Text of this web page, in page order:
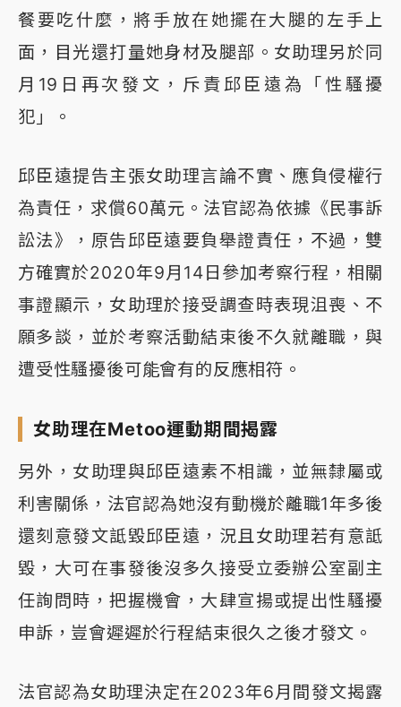
餐要吃什麼，將手放在她擺在大腿的左手上
面，目光還打量她身材及腿部。女助理另於同
月19日再次發文，斥責邱臣遠為「性騷擾
犯」。
邱臣遠提告主張女助理言論不實、應負侵權行
為責任，求償60萬元。法官認為依據《民事訴
訟法》，原告邱臣遠要負舉證責任，不過，雙
方確實於2020年9月14日參加考察行程，相關
事證顯示，女助理於接受調查時表現沮喪、不
願多談，並於考察活動結束後不久就離職，與
遭受性騷擾後可能會有的反應相符。
女助理在Metoo運動期間揭露
另外，女助理與邱臣遠素不相識，並無隸屬或
利害關係，法官認為她沒有動機於離職1年多後
還刻意發文詆毀邱臣遠，況且女助理若有意詆
毀，大可在事發後沒多久接受立委辦公室副主
任詢問時，把握機會，大肆宣揚或提出性騷擾
申訴，豈會遲遲於行程結束很久之後才發文。
法官認為女助理決定在2023年6月間發文揭露